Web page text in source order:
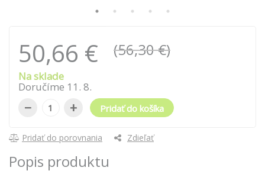
50,66 € (56,30 €)
Na sklade
Doručíme 11 . 8.
− + Pridať do košíka
Pridať do porovnania Zdieľať
Popis produktu